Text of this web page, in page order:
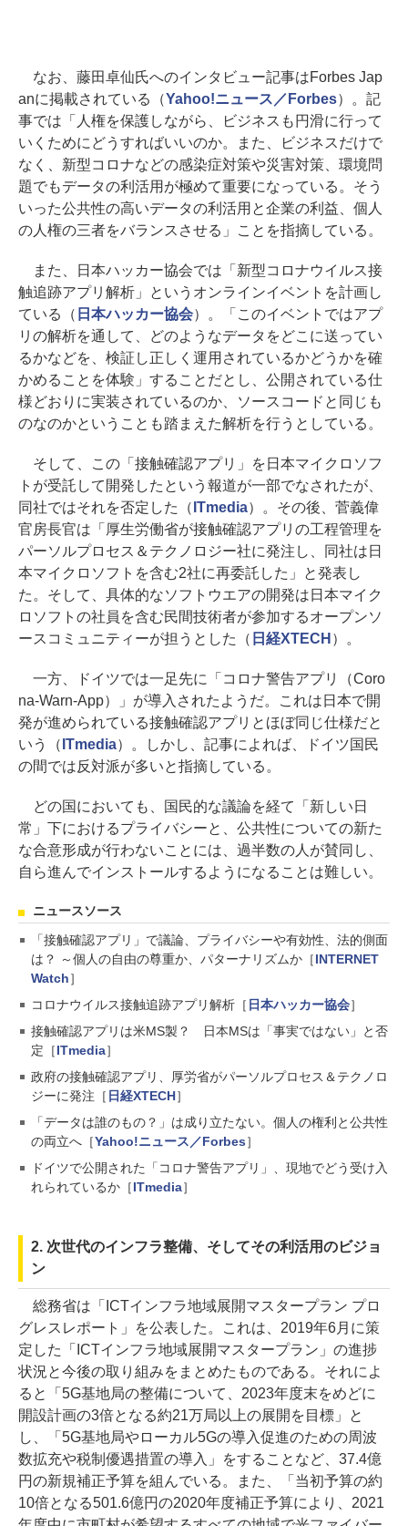
なお、藤田卓仙氏へのインタビュー記事はForbes Jap
anに掲載されている（Yahoo!ニュース／Forbes）。記
事では「人権を保護しながら、ビジネスも円滑に行って
いくためにどうすればいいのか。また、ビジネスだけで
なく、新型コロナなどの感染症対策や災害対策、環境問
題でもデータの利活用が極めて重要になっている。そう
いった公共性の高いデータの利活用と企業の利益、個人
の人権の三者をバランスさせる」ことを指摘している。
また、日本ハッカー協会では「新型コロナウイルス接
触追跡アプリ解析」というオンラインイベントを計画し
ている（ 日本ハッカー協会）。「このイベントではアプ
リの解析を通して、どのようなデータをどこに送ってい
るかなどを、検証し正しく運用されているかどうかを確
かめることを体験」することだとし、公開されている仕
様どおりに実装されているのか、ソースコードと同じも
のなのかということも踏まえた解析を行うとしている。
そして、この「接触確認アプリ」を日本マイクロソフ
トが受託して開発したという報道が一部でなされたが、
同社ではそれを否定した（ ITmedia）。その後、菅義偉
官房長官は「厚生労働省が接触確認アプリの工程管理を
パーソルプロセス＆テクノロジー社に発注し、同社は日
本マイクロソフトを含む2社に再委託した」と発表し
た。そして、具体的なソフトウエアの開発は日本マイク
ロソフトの社員を含む民間技術者が参加するオープンソ
ースコミュニティーが担うとした（ 日経XTECH ）。
一方、ドイツでは一足先に「コロナ警告アプリ（Coro
na-Warn-App）」が導入されたようだ。これは日本で開
発が進められている接触確認アプリとほぼ同じ仕様だと
いう（ ITmedia）。しかし、記事によれば、ドイツ国民
の間では反対派が多いと指摘している。
どの国においても、国民的な議論を経て「新しい日
常」下におけるプライバシーと、公共性についての新た
な合意形成が行わないことには、過半数の人が賛同し、
自ら進んでインストールするようになることは難しい。
ニュースソース
「接触確認アプリ」で議論、プライバシーや有効性、法的側面
は？ ～個人の自由の尊重か、パターナリズムか［INTERNET
Watch］
コロナウイルス接触追跡アプリ解析［ 日本ハッカー協会］
接触確認アプリは米MS製？ 日本MSは「事実ではない」と否
定［ITmedia］
政府の接触確認アプリ、厚労省がパーソルプロセス＆テクノロ
ジーに発注［ 日経XTECH］
「データは誰のもの？」は成り立たない。個人の権利と公共性
の両立へ［Yahoo!ニュース／Forbes］
ドイツで公開された「コロナ警告アプリ」、現地でどう受け入
れられているか［ITmedia］
2. 次世代のインフラ整備、そしてその利活用のビジョ
ン
総務省は「ICTインフラ地域展開マスタープラン プロ
グレスレポート」を公表した。これは、2019年6月に策
定した「ICTインフラ地域展開マスタープラン」の進捗
状況と今後の取り組みをまとめたものである。それによ
ると「5G基地局の整備について、2023年度末をめどに
開設計画の3倍となる約21万局以上の展開を目標」と
し、「5G基地局やローカル5Gの導入促進のための周波
数拡充や税制優遇措置の導入」をすることなど、37.4億
円の新規補正予算を組んでいる。また、「当初予算の約
10倍となる501.6億円の2020年度補正予算により、2021